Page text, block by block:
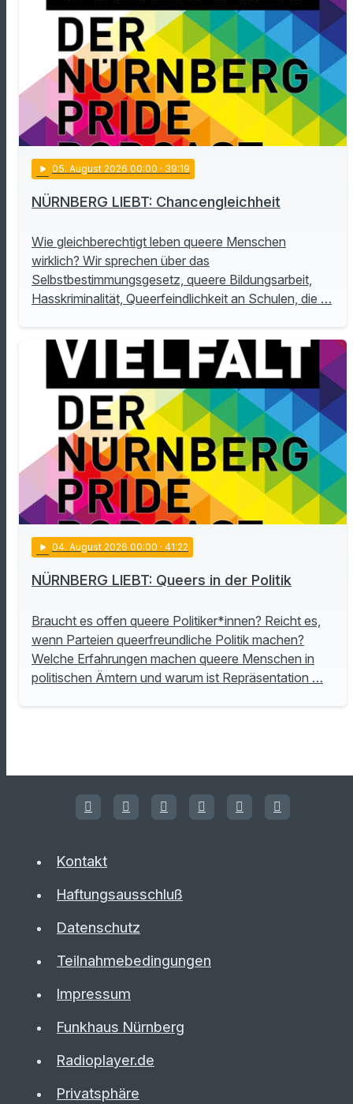
play_arrow 05. August 2026 00:00 · 39:19
NÜRNBERG LIEBT: Chancengleichheit
Wie gleichberechtigt leben queere Menschen
wirklich? Wir sprechen über das
Selbstbestimmungsgesetz, queere Bildungsarbeit,
Hasskriminalität, Queerfeindlichkeit an Schulen, die …
play_arrow 04. August 2026 00:00 · 41:22
NÜRNBERG LIEBT: Queers in der Politik
Braucht es offen queere Politiker*innen? Reicht es,
wenn Parteien queerfreundliche Politik machen?
Welche Erfahrungen machen queere Menschen in
politischen Ämtern und warum ist Repräsentation …
Kontakt
Haftungsausschluß
Datenschutz
Teilnahmebedingungen
Impressum
Funkhaus Nürnberg
Radioplayer.de
Privatsphäre